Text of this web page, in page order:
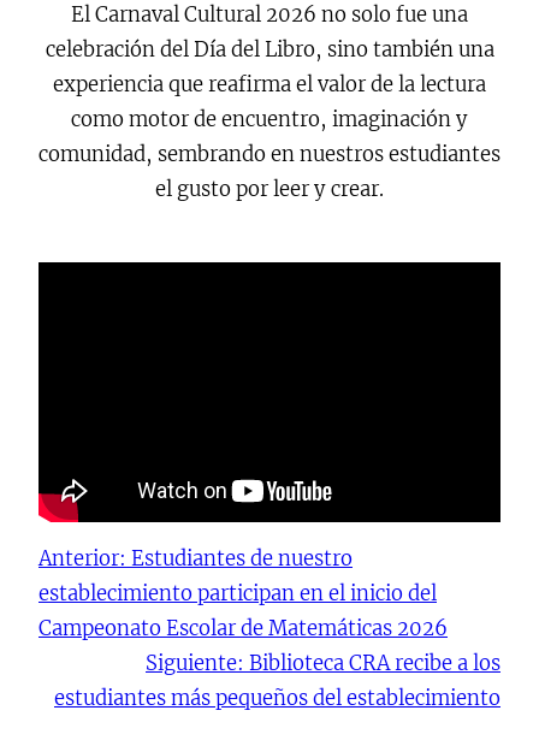
El Carnaval Cultural 2026 no solo fue una
celebración del Día del Libro, sino también una
experiencia que reafirma el valor de la lectura
como motor de encuentro, imaginación y
comunidad, sembrando en nuestros estudiantes
el gusto por leer y crear.
Anterior: Estudiantes de nuestro
establecimiento participan en el inicio del
Campeonato Escolar de Matemáticas 2026
Siguiente: Biblioteca CRA recibe a los
estudiantes más pequeños del establecimiento